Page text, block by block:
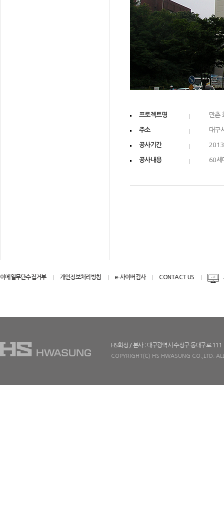
프로젝트명 만촌
주소 대구
공사기간
공사내용 60세
이메일무단수집거부 개인정보처리방침 e-사이버감사 CONTACT US
HS화성 / 본사 : 대구광역시 수성구 동대구로 111
COPYRIGHT(C) HS HWASUNG CO.,LTD.